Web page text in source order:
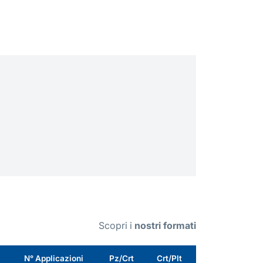
Scopri i nostri formati
N° Applicazioni Pz/Crt Crt/Plt